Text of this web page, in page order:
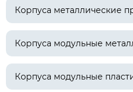
Корпуса металлические
Корпуса модульные
Корпуса модульные